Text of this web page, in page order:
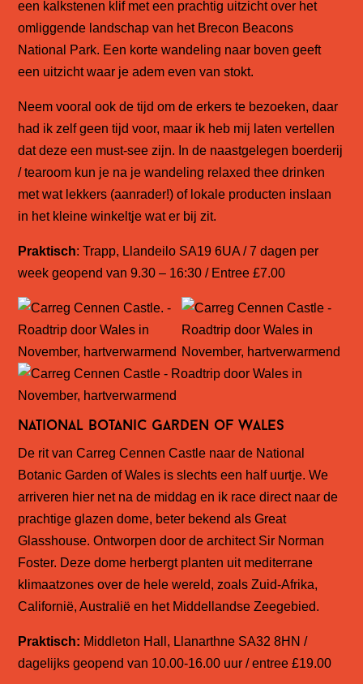
een kalkstenen klif met een prachtig uitzicht over het
omliggende landschap van het Brecon Beacons
National Park. Een korte wandeling naar boven geeft
een uitzicht waar je adem even van stokt.
Neem vooral ook de tijd om de erkers te bezoeken, daar
had ik zelf geen tijd voor, maar ik heb mij laten vertellen
dat deze een must-see zijn. In de naastgelegen boerderij
/ tearoom kun je na je wandeling relaxed thee drinken
met wat lekkers (aanrader!) of lokale producten inslaan
in het kleine winkeltje wat er bij zit.
Praktisch: Trapp, Llandeilo SA19 6UA / 7 dagen per
week geopend van 9.30 – 16:30 / Entree £7.00
National Botanic Garden of Wales
De rit van Carreg Cennen Castle naar de National
Botanic Garden of Wales is slechts een half uurtje. We
arriveren hier net na de middag en ik race direct naar de
prachtige glazen dome, beter bekend als Great
Glasshouse. Ontworpen door de architect Sir Norman
Foster. Deze dome herbergt planten uit mediterrane
klimaatzones over de hele wereld, zoals Zuid-Afrika,
Californië, Australië en het Middellandse Zeegebied.
Praktisch: Middleton Hall, Llanarthne SA32 8HN /
dagelijks geopend van 10.00-16.00 uur / entree £19.00